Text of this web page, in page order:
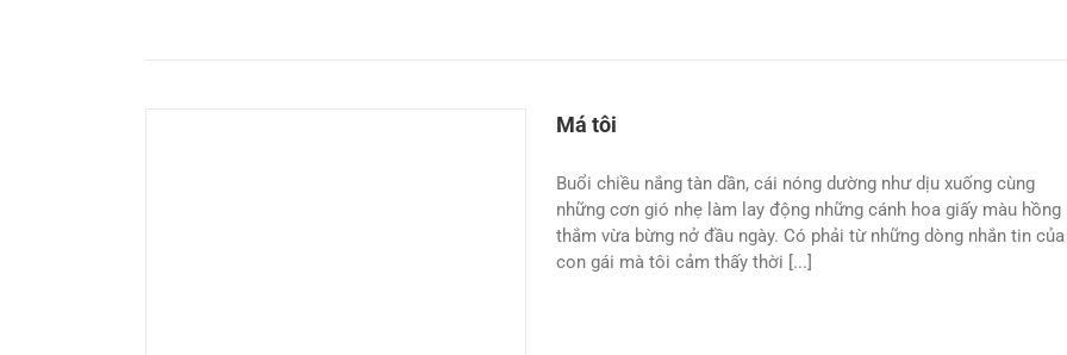
Má tôi
Buổi chiều nắng tàn dần, cái nóng dường như dịu xuống cùng
những cơn gió nhẹ làm lay động những cánh hoa giấy màu hồng
thắm vừa bừng nở đầu ngày. Có phải từ những dòng nhắn tin của
con gái mà tôi cảm thấy thời [...]